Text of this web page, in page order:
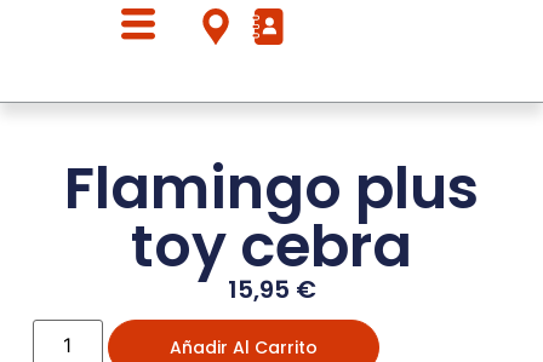
Flamingo plus
toy cebra
15,95 €
Añadir Al Carrito